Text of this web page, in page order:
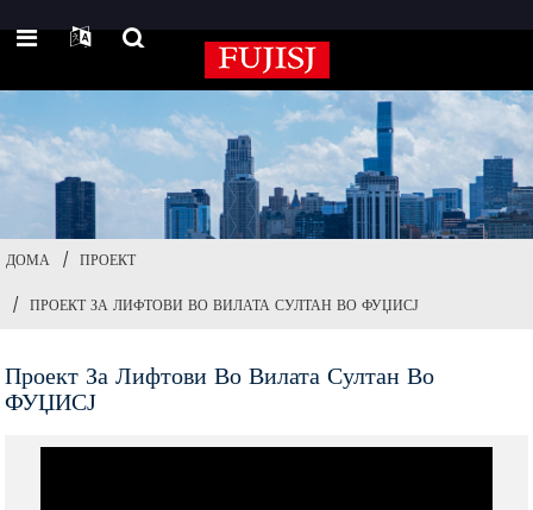
ДОМА
ПРОЕКТ
ПРОЕКТ ЗА ЛИФТОВИ ВО ВИЛАТА СУЛТАН ВО ФУЏИСЈ
Проект За Лифтови Во Вилата Султан Во
ФУЏИСЈ